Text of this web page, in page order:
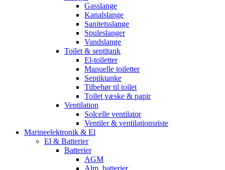
Gasslange
Kanalslange
Sanitetsslange
Spuleslanger
Vandslange
Toilet & septitank
El-toiletter
Manuelle toiletter
Septiktanke
Tilbehør til toilet
Toilet væske & papir
Ventilation
Solcelle ventilator
Ventiler & ventilationsriste
Marineelektronik & El
El & Batterier
Batterier
AGM